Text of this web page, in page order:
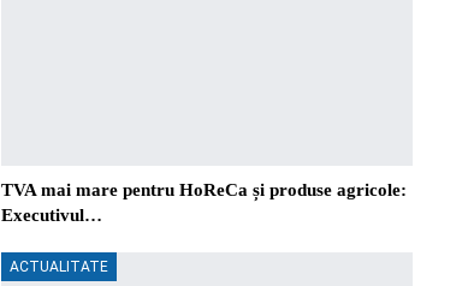
TVA mai mare pentru HoReCa și produse agricole:
Executivul…
ACTUALITATE